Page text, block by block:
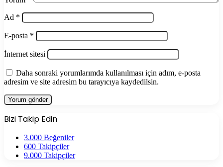
Ad *
E-posta *
İnternet sitesi
Daha sonraki yorumlarımda kullanılması için adım, e-posta
adresim ve site adresim bu tarayıcıya kaydedilsin.
Bizi Takip Edin
3.000 Beğeniler
600 Takipçiler
9.000 Takipçiler